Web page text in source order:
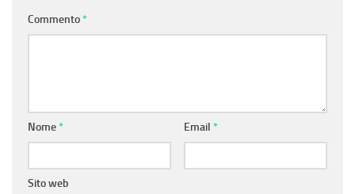
Commento*
Nome* Email *
Sito web